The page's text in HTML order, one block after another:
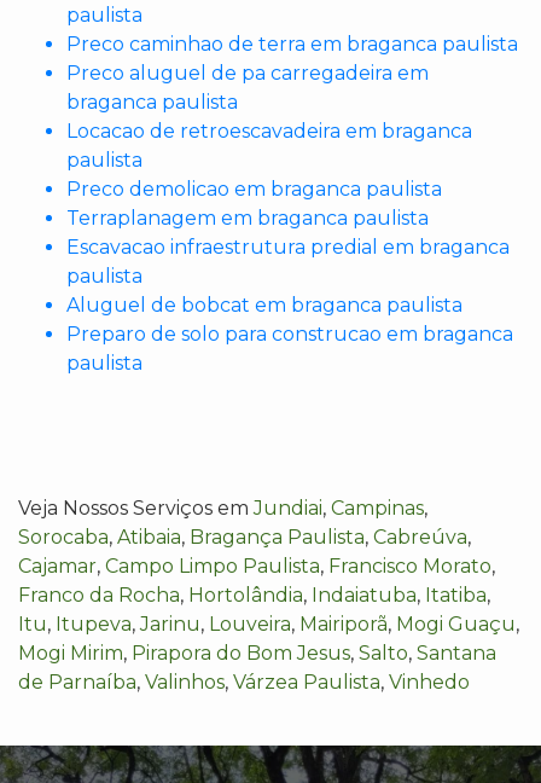
paulista
Preco caminhao de terra em braganca paulista
Preco aluguel de pa carregadeira em
braganca paulista
Locacao de retroescavadeira em braganca
paulista
Preco demolicao em braganca paulista
Terraplanagem em braganca paulista
Escavacao infraestrutura predial em braganca
paulista
Aluguel de bobcat em braganca paulista
Preparo de solo para construcao em braganca
paulista
Veja Nossos Serviços emJundiai, Campinas,
Sorocaba, Atibaia, Bragança Paulista, Cabreúva,
Cajamar, Campo Limpo Paulista, Francisco Morato,
Franco da Rocha, Hortolândia, Indaiatuba, Itatiba,
Itu, Itupeva,Jarinu, Louveira, Mairiporã, Mogi Guaçu,
Mogi Mirim, Pirapora do Bom Jesus, Salto, Santana
de Parnaíba, Valinhos, Várzea Paulista, Vinhedo